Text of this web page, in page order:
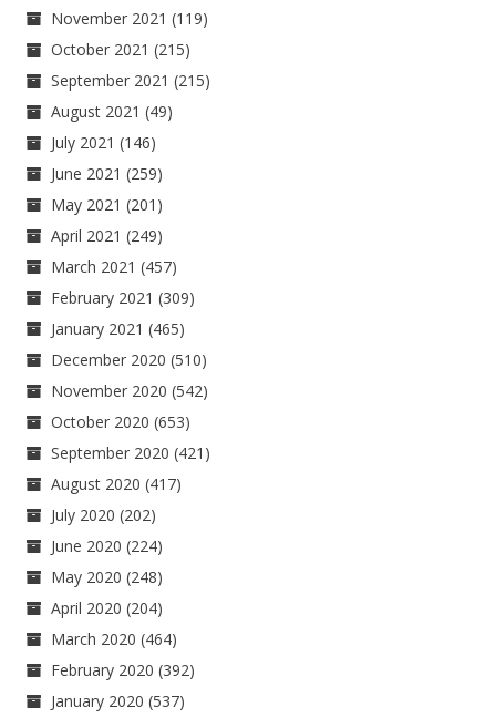
November 2021 (119)
October 2021 (215)
September 2021 (215)
August 2021 (49)
July 2021 (146)
June 2021 (259)
May 2021 (201)
April 2021 (249)
March 2021 (457)
February 2021 (309)
January 2021 (465)
December 2020 (510)
November 2020 (542)
October 2020 (653)
September 2020 (421)
August 2020 (417)
July 2020 (202)
June 2020 (224)
May 2020 (248)
April 2020 (204)
March 2020 (464)
February 2020 (392)
January 2020 (537)